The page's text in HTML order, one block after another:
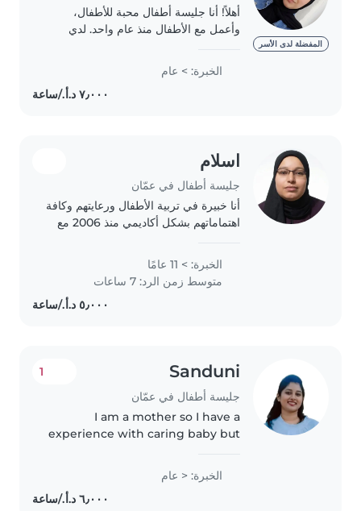
المفضلة لدى الأسر
أهلاً! أنا جليسة أطفال محبة للأطفال،
وأعمل مع الأطفال منذ عام واحد. لدي
الخبرة: > عام
اسلام
جليسة أطفال في عمّان
أنا خبيرة في تربية الأطفال ورعايتهم وكافة
اهتماماتهم بشكل أكاديمي منذ 2006 مع
بالأطفال بشكل عام ، لدي الخبرة السابقة
في العمل مع كافة الفئات العمرية..
الخبرة: > 11 عامًا
متوسط زمن الرد: 7 ساعات
Sanduni
جليسة أطفال في عمّان
1
I am a mother so I have a
experience with caring baby but
care of your babies & their school
homeworks ( English ).I am a
calm and caring person..
الخبرة: < عام